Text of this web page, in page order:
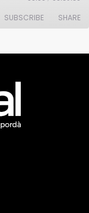
SUBSCRIBE SHARE